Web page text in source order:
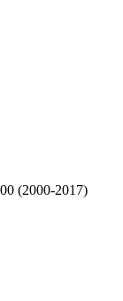
(2000-2017)